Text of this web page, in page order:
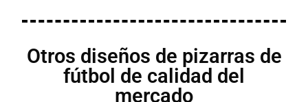
Otros diseños de pizarras de
fútbol de calidad del
mercado